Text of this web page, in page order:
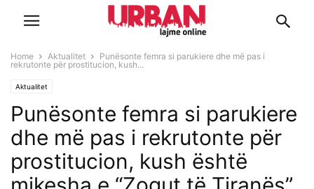
Home Aktualitet
Punësonte femra si parukiere dhe më pas i
rekrutonte për prostitucion, kush...
Aktualitet
Punësonte femra si parukiere
dhe më pas i rekrutonte për
prostitucion, kush është